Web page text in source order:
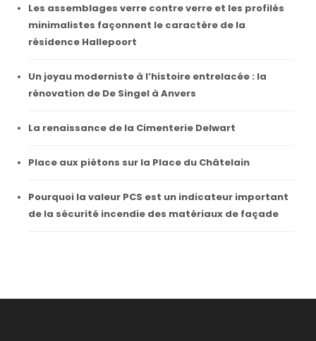
Les assemblages verre contre verre et les profilés
minimalistes façonnent le caractère de la
résidence Hallepoort
Un joyau moderniste à l’histoire entrelacée : la
rénovation de De Singel à Anvers
La renaissance de la Cimenterie Delwart
Place aux piétons sur la Place du Châtelain
Pourquoi la valeur PCS est un indicateur important
de la sécurité incendie des matériaux de façade